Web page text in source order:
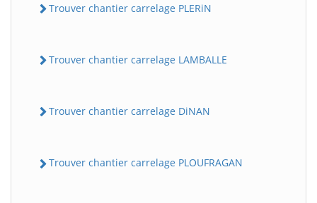
Trouver chantier carrelage PLERiN
Trouver chantier carrelage LAMBALLE
Trouver chantier carrelage DiNAN
Trouver chantier carrelage PLOUFRAGAN